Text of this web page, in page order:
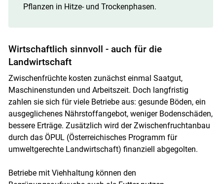
Pflanzen in Hitze- und Trockenphasen.
Wirtschaftlich sinnvoll - auch für die
Landwirtschaft
Zwischenfrüchte kosten zunächst einmal Saatgut,
Maschinenstunden und Arbeitszeit. Doch langfristig
zahlen sie sich für viele Betriebe aus: gesunde Böden, ein
ausgeglichenes Nährstoffangebot, weniger Bodenschäden,
bessere Erträge. Zusätzlich wird der Zwischenfruchtanbau
durch das ÖPUL (Österreichisches Programm für
umweltgerechte Landwirtschaft) finanziell abgegolten.
Betriebe mit Viehhaltung können den